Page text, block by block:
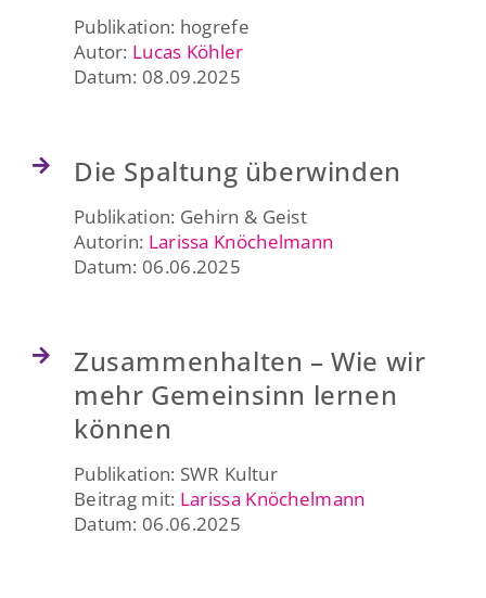
Publikation: hogrefe
Autor: Lucas Köhler
Datum: 08.09.2025
Die Spaltung überwinden
Publikation: Gehirn & Geist
Autorin: Larissa Knöchelmann
Datum: 06.06.2025
Zusammenhalten – Wie wir
mehr Gemeinsinn lernen
können
Publikation: SWR Kultur
Beitrag mit: Larissa Knöchelmann
Datum: 06.06.2025